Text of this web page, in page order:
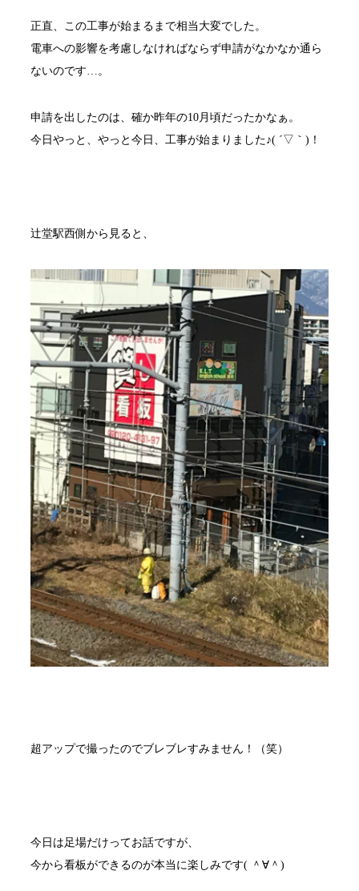
正直、この工事が始まるまで相当大変でした。
電車への影響を考慮しなければならず申請がなかなか通ら
ないのです…。
申請を出したのは、確か昨年の10月頃だったかなぁ。
今日やっと、やっと今日、工事が始まりました♪( ´▽｀)！
辻堂駅西側から見ると、
超アップで撮ったのでブレブレすみません！（笑）
今日は足場だけってお話ですが、
今から看板ができるのが本当に楽しみです( ＾∀＾)